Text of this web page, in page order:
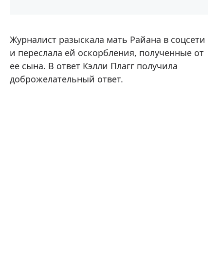
Журналист разыскала мать Райана в соцсети
и переслала ей оскорбления, полученные от
ее сына. В ответ Кэлли Плагг получила
доброжелательный ответ.